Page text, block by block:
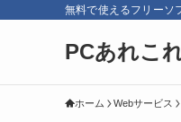
無料で使えるフリーソ
PCあれこ
ホーム Webサービス